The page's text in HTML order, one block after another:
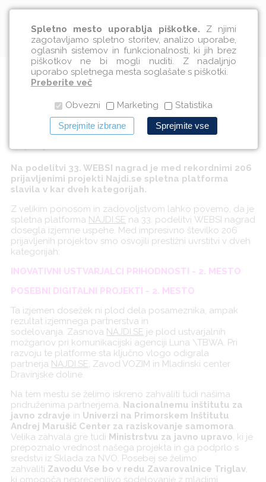
Slovenščina
NAJDI.SE spletna platforma 2x
bronasta
14.09.2023
Na podelitvi 33. WEBSI nagrad je med rekordnimi 206
prijavljenimi projekti Najdi.se spletna platforma
slavila v kar dveh kategorijah.
Z velikim ponosom in zadovoljstvom lahko povemo, da je
spletna platforma NAJDI.SE na 33. podelitvi WEBSI nagrad
dosegla izjemne uspehe. Med impresivno številko 206
prijavljenih projektov smo osvojili prestižni uvrstitvi v dveh
kategorijah:
INOVATIVNI USTVARJALCI PRIHODNOSTI - 2. MESTO
POSEBNI DIGITALNI PROJEKTI - 2. MESTO
Ta izjemen dosežek ni plod dela posameznika, ampak
rezultat izjemnega partnerstva in
sodelovanja. Zasnova NAJDI.SE je plod ustvarjalnih
možganov pri komunikacijski agenciji Luna \TBWA. Pri
razvoju te platforme sta ključno vlogo odigrala
partnerja NAJDI.SE, Zavod VOZIM in Mladinski center
Dravinjske doline.
Na tem mestu seželimo iskreno zahvaliti tudi našima
pridruženima partnerjema, Nacionalnemu inštitutu za
javno zdravje in Univerzi na Primorskem Inštitutu
Andrej Marušič Center za raziskovanje samomora.
Velika zahvala gre tudi Ministrstvu za javno upravo, ki je
prepoznalo vrednost našega projekta in ga podprlo s
sredstvi iz Sklada za NVO. Posebej seželimo
zahvaliti Zavodu Vse bo v redu Zavarovalnice Triglav,
ki omogoča neprecenljivo sodelovanje z mladimi
Spletno mesto uporablja piškotke. Z njimi
zagotavljamo spletno storitev, analizo uporabe,
oglasnih sistemov in funkcionalnosti, ki jih brez
piškotkov ne bi mogli nuditi. Z nadaljnjo
uporabo spletnega mesta soglašate s piškotki.
Preberite več
Obvezni Marketing Statistika
Sprejmite izbrane Sprejmite vse